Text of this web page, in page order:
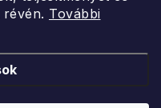
révén. További